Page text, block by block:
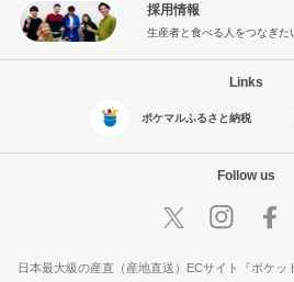
採用情報
生産者と食べる人をつなぎた
Links
ポケマルふるさと納税
Follow us
日本最大級の産直（産地直送）ECサイト『ポケッ